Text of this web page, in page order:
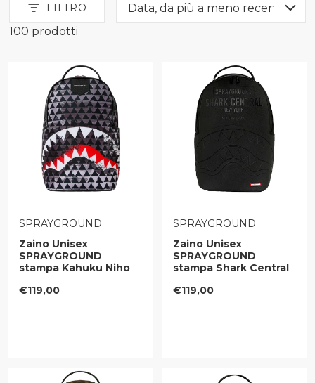
FILTRO
100 prodotti
Uomo Borse Borse Da Ufficio
VENDITORE:
SPRAYGROUND
Zaino Unisex
SPRAYGROUND
stampa Kahuku Niho
Prezzo regolare
€119,00
VENDITORE:
SPRAYGROUND
Zaino Unisex
SPRAYGROUND
stampa Shark Central
Prezzo regolare
€119,00